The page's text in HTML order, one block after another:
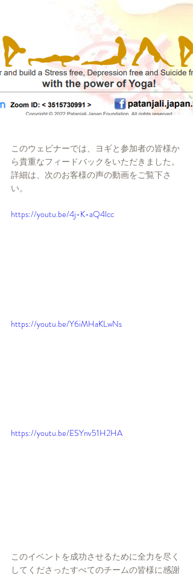
このウェビナーでは、ヨギと参加者の皆様か
ら貴重なフィードバックをいただきました。
詳細は、次のお客様の声の動画をご覧下さ
い。
https://youtu.be/4j-K-aQ4lcc
https://youtu.be/Y6iMHaKLwNs
https://youtu.be/ESYnv51H2HA
このイベントを成功させるために全力を尽く
してくださったすべてのチームの皆様に感謝